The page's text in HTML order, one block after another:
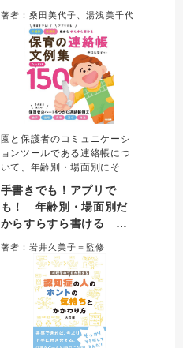
ケアを展開するために必要な
アイデアがわかる。
たケア管理技術
著者：桑田美代子、湯浅美千代
園と保護者のコミュニケーシ
ョンツールである連絡帳につ
いて、年齢別・場面別にその
どもの姿や育ちを伝えるポイ
ントや家庭からの記入に対す
る返信のポイントが示されて
護者との信頼関係を育むこと
ができる。
手書きでも！アプリで
も！ 年齢別・場面別だ
からすらすら書ける 保
育の連絡帳文例集 たっ
ぷり１５０
著者：岩井久美子＝監修